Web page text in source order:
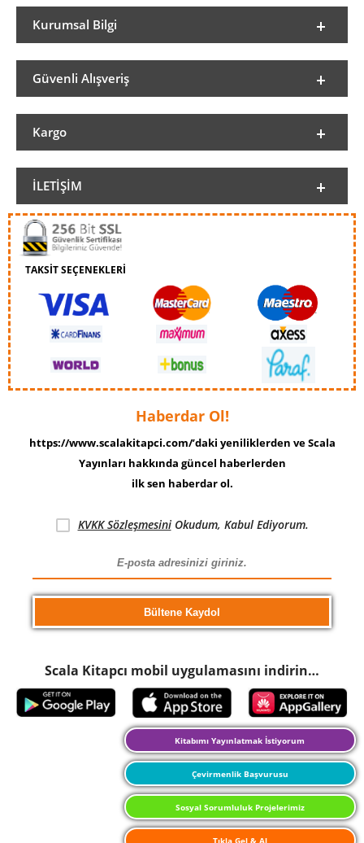
Kurumsal Bilgi
Güvenli Alışveriş
Kargo
İLETIŞIM
TAKSİT SEÇENEKLERİ
Haberdar Ol!
https://www.scalakitapci.com/’daki yeniliklerden ve Scala
Yayınları hakkında güncel haberlerden
ilk sen haberdar ol.
KVKK SözleşmesiniOkudum, Kabul Ediyorum.
Scala Kitapcı mobil uygulamasını indirin…
Kitabımı Yayınlatmak İstiyorum
Çevirmenlik Başvurusu
Sosyal Sorumluluk Projelerimiz
Tıkla Gel & Al